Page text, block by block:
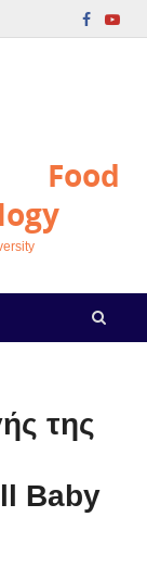
Food
της
Baby